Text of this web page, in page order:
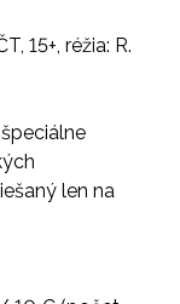
15+, réžia: R.
len na